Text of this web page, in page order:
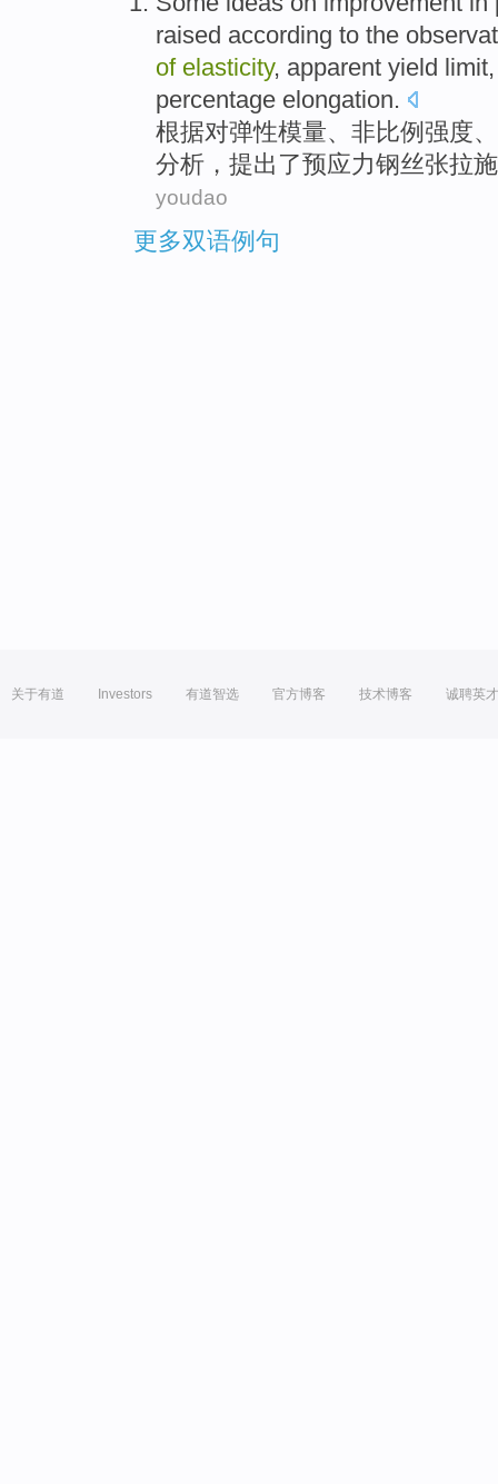
raised according to the
of elasticity, apparent yield
percentage elongation.
根据对弹性模量、非比例 强度
分析 ， 提出了预应力钢丝张拉
youdao
更多双语例句
关于有道 Investors 有道智选 官方博客 技术博客 诚聘英才